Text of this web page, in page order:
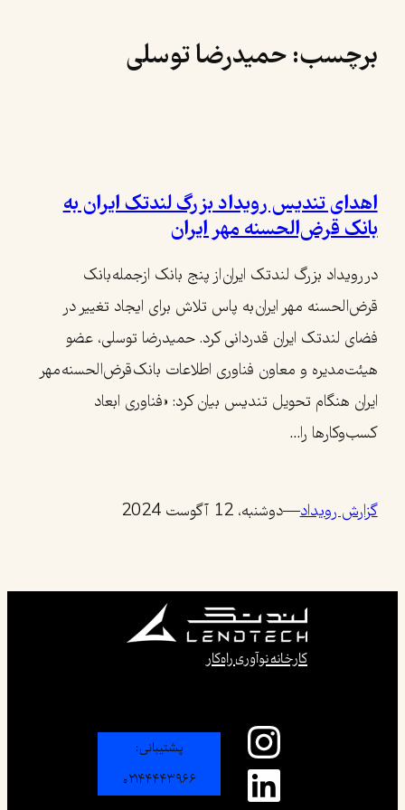
برچسب:حمیدرضا توسلی
اهدای تندیس رویداد بزرگ لندتک ایران به
بانک قرض‌الحسنه مهر ایران
در رویداد بزرگ لندتک ایران از پنج بانک ازجمله بانک
قرض‌الحسنه مهر ایران به پاس تلاش برای ایجاد تغییر در
فضای لندتک ایران قدردانی کرد. حمیدرضا توسلی، عضو
هیئت‌مدیره و معاون فناوری اطلاعات بانک قرض‌الحسنه مهر
ایران هنگام تحویل تندیس بیان کرد: «فناوری ابعاد
کسب‌وکارها را…
گزارش رویداد—دوشنبه، 12 آگوست 2024
کارخانه نوآوری راه‌کار
اینستاگرم
لینکداین
پشتیبانی:
۰۲۱۴۴۴۴۳۹۶۶